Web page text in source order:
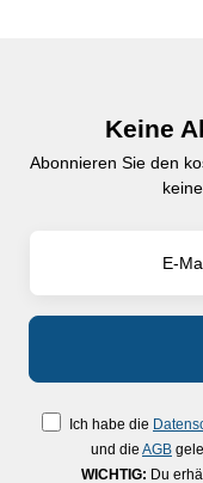
Keine
Abonnieren Sie den
Ich habe die
und die AGB
WICHTIG: Du